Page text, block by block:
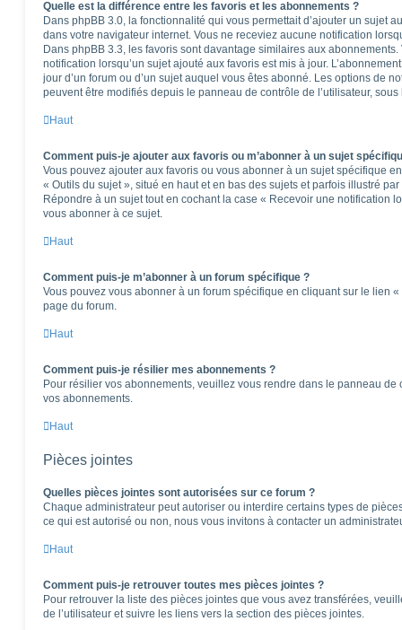
Quelle est la différence entre les favoris et les abonnements ?
Dans phpBB 3.0, la fonctionnalité qui vous permettait d’ajouter un sujet
dans votre navigateur internet. Vous ne receviez aucune notification
Dans phpBB 3.3, les favoris sont davantage similaires aux
notification lorsqu’un sujet ajouté aux favoris est mis à jour.
jour d’un forum ou d’un sujet auquel vous êtes abonné. Les options de
peuvent être modifiés depuis le panneau de contrôle de l’utilisateur,
Haut
Comment puis-je ajouter aux favoris ou m’abonner à un sujet
Vous pouvez ajouter aux favoris ou vous abonner à un sujet spécifique
« Outils du sujet », situé en haut et en bas des sujets et parfois illustré
Répondre à un sujet tout en cochant la case « Recevoir une notification
vous abonner à ce sujet.
Haut
Comment puis-je m’abonner à un forum spécifique ?
Vous pouvez vous abonner à un forum spécifique en cliquant sur le lien
page du forum.
Haut
Comment puis-je résilier mes abonnements ?
Pour résilier vos abonnements, veuillez vous rendre dans le panneau de
vos abonnements.
Haut
Pièces jointes
Quelles pièces jointes sont autorisées sur ce forum ?
Chaque administrateur peut autoriser ou interdire certains types de
ce qui est autorisé ou non, nous vous invitons à contacter un
Haut
Comment puis-je retrouver toutes mes pièces jointes ?
Pour retrouver la liste des pièces jointes que vous avez transférées,
de l’utilisateur et suivre les liens vers la section des pièces jointes.